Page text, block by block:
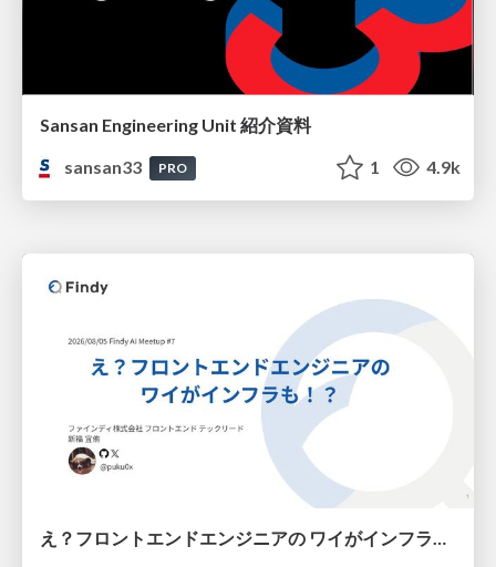
Sansan Engineering Unit 紹介資料
sansan33
PRO 1 4.9k